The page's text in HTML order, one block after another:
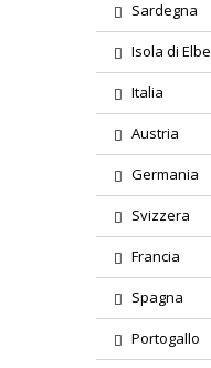
Sardegna
Isola di Elbe
Italia
Austria
Germania
Svizzera
Francia
Spagna
Portogallo